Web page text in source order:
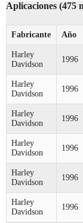
Aplicaciones (475
Fabricante Año
Harley
Davidson
1996
Harley
Davidson
1996
Harley
Davidson
1996
Harley
Davidson
1996
Harley
Davidson
1996
Harley
Davidson
1996